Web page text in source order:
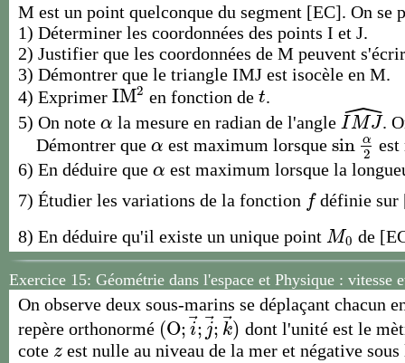
M est un point quelconque du segment [EC]. On se
1) Déterminer les coordonnées des points I et J.
2) Justifier que les coordonnées de M peuvent
3) Démontrer que le triangle IMJ est isocèle en M.
4) Exprimer IM2
IM2 en fonction de t
t.
5) On note α
α la mesure en radian de l'angleIMJ
ˆ
IMJ^.
Démontrer que α
α est maximum lorsquesin α
2
sinα2
6) En déduire que α
α est maximum lorsque la
7) Étudier les variations de la fonction f
fdéfinie sur
8) En déduire qu'il existe un unique point M0
M0 de
Exercice 15: Géométrie dans l'espace et Physique : vitesse
On observe deux sous-marins se déplaçant chacun
repère orthonormé (O; i⃗; j⃗; k⃗)
(O;i → ;j →; k→)
dont l'unité est le
cote z
z est nulle au niveau de la mer et négative